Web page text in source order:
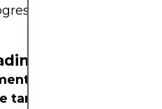
y la evaluación
escrito que
tanto como